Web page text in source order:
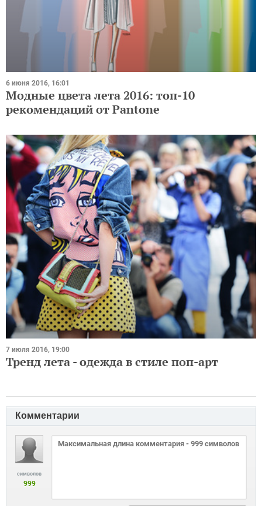
6 июня 2016, 16:01
Модные цвета лета 2016: топ-10
рекомендаций от Pantone
7 июля 2016, 19:00
Тренд лета - одежда в стиле поп-арт
Комментарии
символов
999